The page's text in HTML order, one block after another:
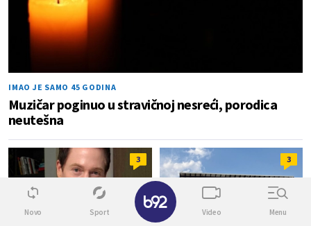
IMAO JE SAMO 45 GODINA
Muzičar poginuo u stravičnoj nesreći, porodica
neutešna
3 3
Novo Sport Video Menu
✕